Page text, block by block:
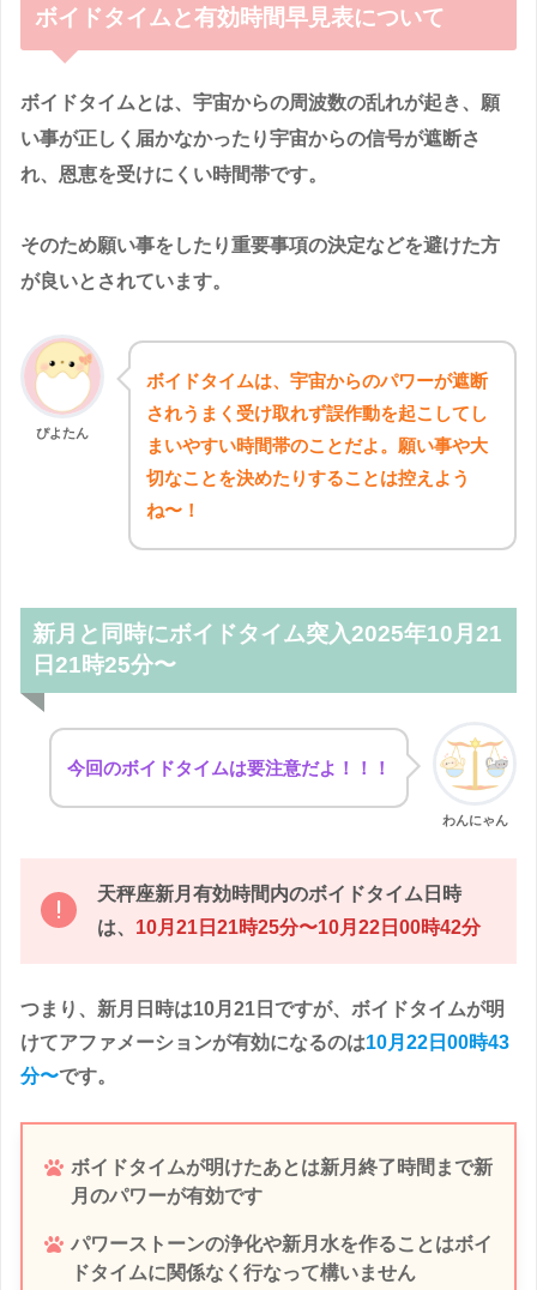
ボイドタイムと有効時間早見表について
ボイドタイムとは、宇宙からの周波数の乱れが起き、願
い事が正しく届かなかったり宇宙からの信号が遮断さ
れ、恩恵を受けにくい時間帯です。
そのため願い事をしたり重要事項の決定などを避けた方
が良いとされています。
ぴよたん
ボイドタイムは、宇宙からのパワーが遮断
されうまく受け取れず誤作動を起こしてし
まいやすい時間帯のことだよ。願い事や大
切なことを決めたりすることは控えよう
ね〜！
新月と同時にボイドタイム突入2025年10月21
日21時25分〜
わんにゃん
今回のボイドタイムは要注意だよ！！！
天秤座新月有効時間内のボイドタイム日時
は、 10月21日21時25分〜10月22日00時42分
つまり、新月日時は10月21日ですが、ボイドタイムが明
けてアファメーションが有効になるのは10月22日00時43
分〜です。
ボイドタイムが明けたあとは新月終了時間まで新
月のパワーが有効です
パワーストーンの浄化や新月水を作ることはボイ
ドタイムに関係なく行なって構いません